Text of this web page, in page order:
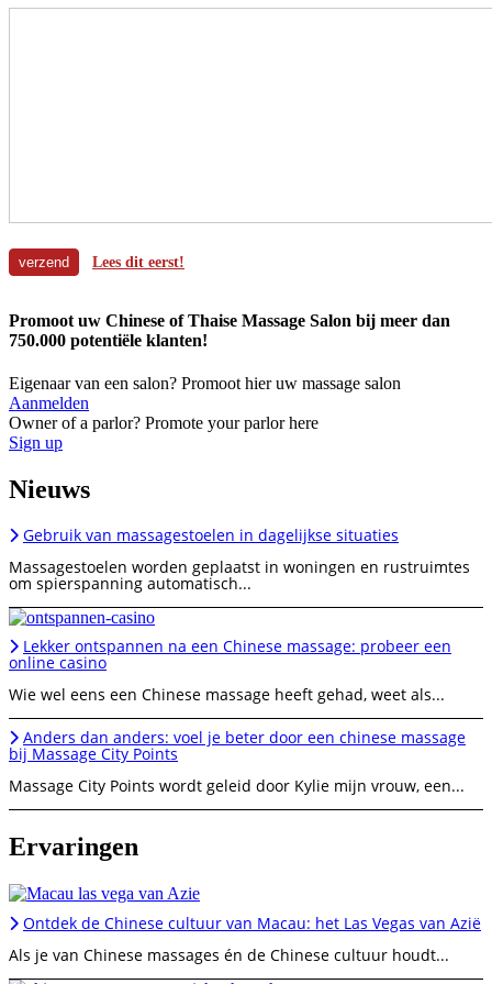
Lees dit eerst!
Promoot uw Chinese of Thaise Massage Salon bij meer dan
750.000 potentiële klanten!
Eigenaar van een salon? Promoot hier uw massage salon
Aanmelden
Owner of a parlor? Promote your parlor here
Sign up
Nieuws
Gebruik van massagestoelen in dagelijkse situaties
Massagestoelen worden geplaatst in woningen en rustruimtes
om spierspanning automatisch...
Lekker ontspannen na een Chinese massage: probeer een
online casino
Wie wel eens een Chinese massage heeft gehad, weet als...
Anders dan anders: voel je beter door een chinese massage
bij Massage City Points
Massage City Points wordt geleid door Kylie mijn vrouw, een...
Ervaringen
Ontdek de Chinese cultuur van Macau: het Las Vegas van Azië
Als je van Chinese massages én de Chinese cultuur houdt...